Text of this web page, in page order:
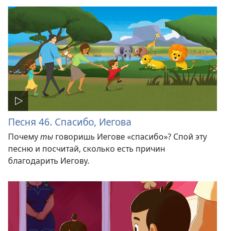
Песня 46. Спасибо, Иегова
Почемуты говоришь Иегове «спасибо»? Спой эту
песню и посчитай, сколько есть причин
благодарить Иегову.